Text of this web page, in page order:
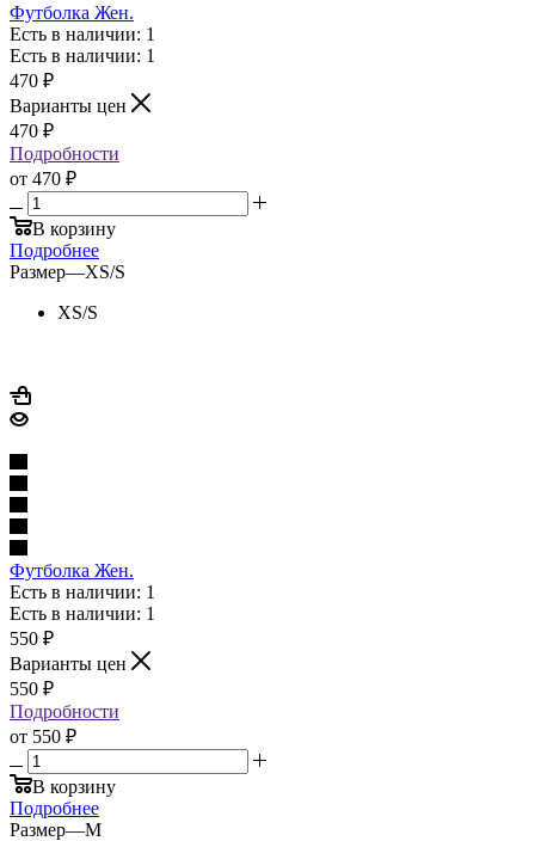
Футболка Жен.
Есть в наличии: 1
Есть в наличии: 1
470 ₽
Варианты цен
470 ₽
Подробности
от 470 ₽
В корзину
Подробнее
Размер—XS/S
XS/S
Футболка Жен.
Есть в наличии: 1
Есть в наличии: 1
550 ₽
Варианты цен
550 ₽
Подробности
от 550 ₽
В корзину
Подробнее
Размер—M